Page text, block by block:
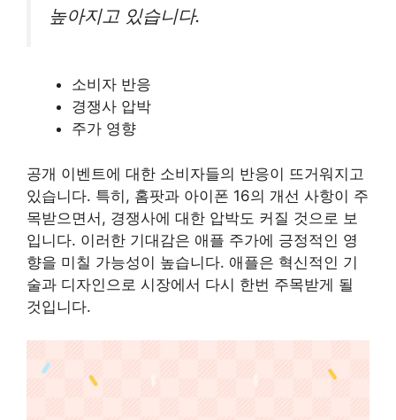
높아지고 있습니다.
소비자 반응
경쟁사 압박
주가 영향
공개 이벤트에 대한 소비자들의 반응이 뜨거워지고
있습니다. 특히, 홈팟과 아이폰 16의 개선 사항이 주
목받으면서, 경쟁사에 대한 압박도 커질 것으로 보
입니다. 이러한 기대감은 애플 주가에 긍정적인 영
향을 미칠 가능성이 높습니다. 애플은 혁신적인 기
술과 디자인으로 시장에서 다시 한번 주목받게 될
것입니다.